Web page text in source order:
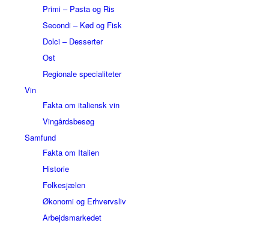
Primi – Pasta og Ris
Secondi – Kød og Fisk
Dolci – Desserter
Ost
Regionale specialiteter
Vin
Fakta om italiensk vin
Vingårdsbesøg
Samfund
Fakta om Italien
Historie
Folkesjælen
Økonomi og Erhvervsliv
Arbejdsmarkedet